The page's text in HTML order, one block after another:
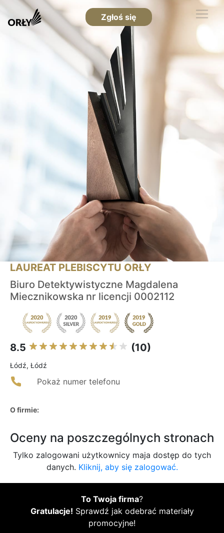
Zgłoś się
LAUREAT PLEBISCYTU ORŁY
Biuro Detektywistyczne Magdalena
Miecznikowska nr licencji 0002112
8.5 (10)
Łódź, Łódź
Pokaż numer telefonu
O firmie:
Oceny na poszczególnych stronach
Tylko zalogowani użytkownicy maja dostęp do tych
danych. Kliknij, aby się zalogować.
To Twoja firma?
Gratulacje! Sprawdź jak odebrać materiały
promocyjne!